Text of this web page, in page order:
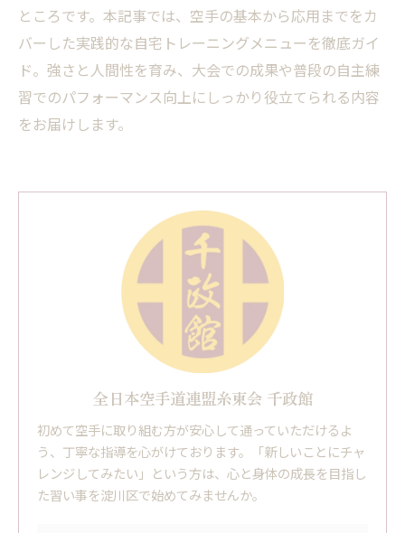
ところです。本記事では、空手の基本から応用までをカ
バーした実践的な自宅トレーニングメニューを徹底ガイ
ド。強さと人間性を育み、大会での成果や普段の自主練
習でのパフォーマンス向上にしっかり役立てられる内容
をお届けします。
全日本空手道連盟糸東会 千政館
初めて空手に取り組む方が安心して通っていただけるよ
う、丁寧な指導を心がけております。「新しいことにチャ
レンジしてみたい」という方は、心と身体の成長を目指し
た習い事を淀川区で始めてみませんか。